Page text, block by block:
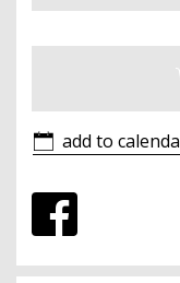
add to